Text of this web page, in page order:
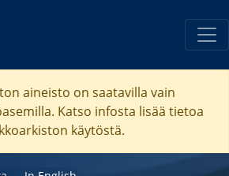
aineisto on saatavilla vain
Katso infosta lisää tietoa
käytöstä.